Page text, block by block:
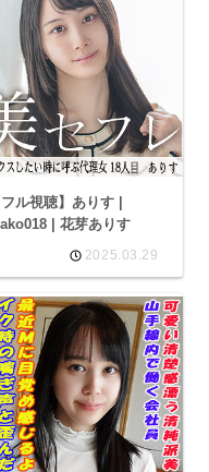
フル視聴】ありす |
| 花芽ありす
2025.03.29